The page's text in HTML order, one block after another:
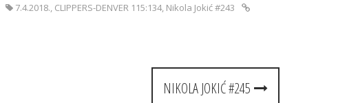
7.4.2018., CLIPPERS-DENVER 115:134, Nikola Jokić #243
NIKOLA JOKIĆ #245